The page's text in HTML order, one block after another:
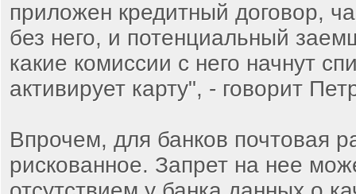
приложен кредитный договор,
без него, и потенциальный
какие комиссии с него начнут
активирует карту", - говорит
Впрочем, для банков почтовая
рискованное. Запрет на нее